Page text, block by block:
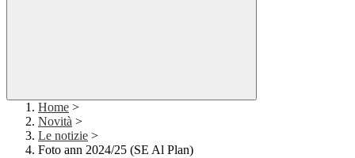
Home >
Novità >
Le notizie >
Foto ann 2024/25 (SE Al Plan)